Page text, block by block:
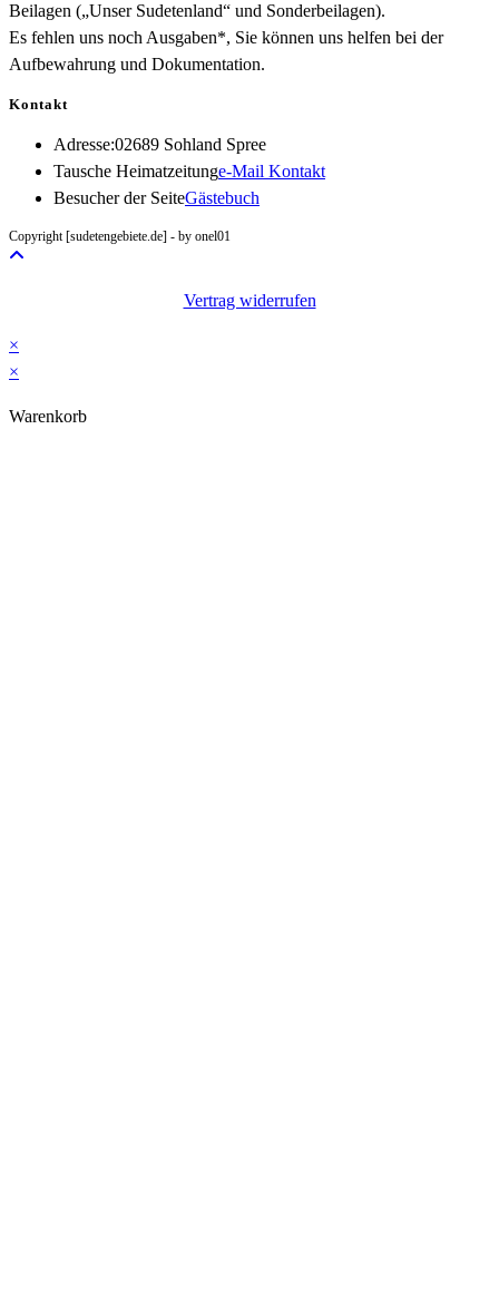
Beilagen („Unser Sudetenland“ und Sonderbeilagen).
Es fehlen uns noch Ausgaben*, Sie können uns helfen bei der
Aufbewahrung und Dokumentation.
Kontakt
Adresse:02689 Sohland Spree
Tausche Heimatzeitunge-Mail KontaktOpens
Besucher der SeiteGästebuch
Copyright [sudetengebiete.de] - by onel01
Vertrag widerrufen
×
×
Warenkorb